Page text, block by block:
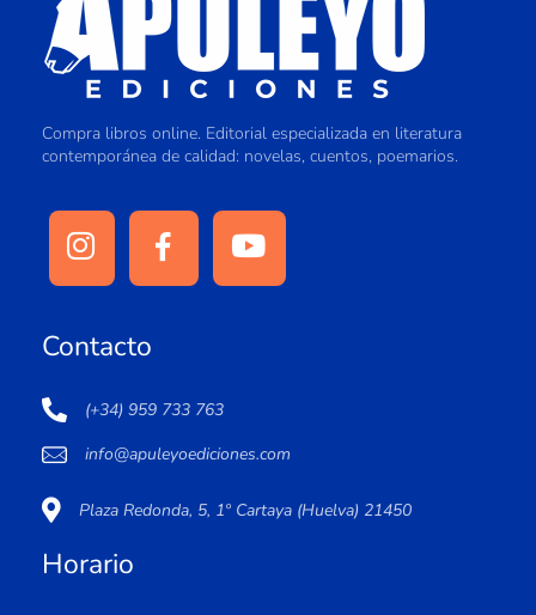
Compra libros online. Editorial especializada en literatura
contemporánea de calidad: novelas, cuentos, poemarios.
Contacto
(+34) 959 733 763
info@apuleyoediciones.com
Plaza Redonda, 5, 1º Cartaya (Huelva) 21450
Horario